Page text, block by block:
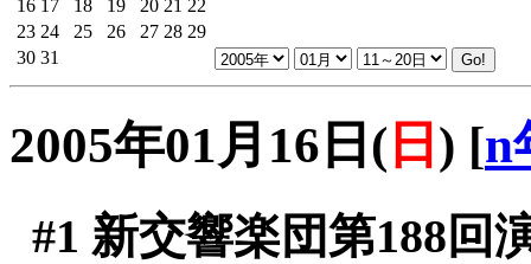
16 17 18 19 20 21 22
23 24 25 26 27 28 29
30 31
2005年01月16日( 日 ) [n
#1 新交響楽団第188回